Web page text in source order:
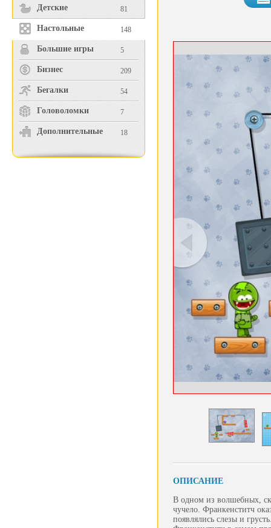
Детские 81
Настольные 148
Большие игры 5
Бизнес 209
Бегалки 54
Головоломки 7
Дополнительные 18
ОПИСАНИЕ
В одном из волшебных,
чучело. Франкенститч
появлялись слезы и